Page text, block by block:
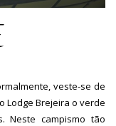
veste-se de
Lodge Brejeira o verde
campismo tão